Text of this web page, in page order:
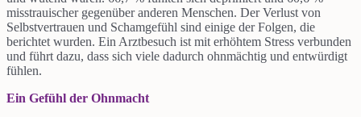
misstrauischer gegenüber anderen Menschen. Der Verlust von
Selbstvertrauen und Schamgefühl sind einige der Folgen, die
berichtet wurden. Ein Arztbesuch ist mit erhöhtem Stress verbunden
und führt dazu, dass sich viele dadurch ohnmächtig und entwürdigt
fühlen.
Ein Gefühl der Ohnmacht